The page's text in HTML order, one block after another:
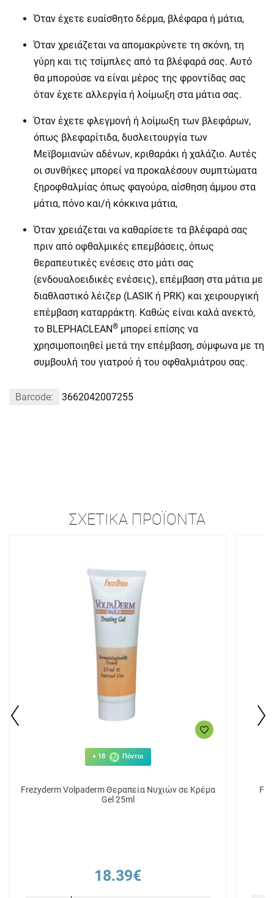
Όταν έχετε ευαίσθητο δέρμα, βλέφαρα ή μάτια,
Όταν χρειάζεται να απομακρύνετε τη σκόνη, τη
γύρη και τις τσίμπλες από τα βλέφαρά σας. Αυτό
θα μπορούσε να είναι μέρος της φροντίδας σας
όταν έχετε αλλεργία ή λοίμωξη στα μάτια σας.
Όταν έχετε φλεγμονή ή λοίμωξη των βλεφάρων,
όπως βλεφαρίτιδα, δυσλειτουργία των
Μεϊβομιανών αδένων, κριθαράκι ή χαλάζιο. Αυτές
οι συνθήκες μπορεί να προκαλέσουν συμπτώματα
ξηροφθαλμίας όπως φαγούρα, αίσθηση άμμου στα
μάτια, πόνο και/ή κόκκινα μάτια,
Όταν χρειάζεται να καθαρίσετε τα βλέφαρά σας
πριν από οφθαλμικές επεμβάσεις, όπως
θεραπευτικές ενέσεις στο μάτι σας
(ενδουαλοειδικές ενέσεις), επέμβαση στα μάτια με
διαθλαστικό λέιζερ (LASIK ή PRK) και χειρουργική
επέμβαση καταρράκτη. Καθώς είναι καλά ανεκτό,
το BLEPHACLEAN® μπορεί επίσης να
χρησιμοποιηθεί μετά την επέμβαση, σύμφωνα με τη
συμβουλή του γιατρού ή του οφθαλμιάτρου σας.
Barcode: 3662042007255
ΣΧΕΤΙΚΆ ΠΡΟΪΌΝΤΑ
+ 18 Πόντοι
Frezyderm Volpaderm Θεραπεία Νυχιών σε Κρέμα
Gel 25ml
18.39€